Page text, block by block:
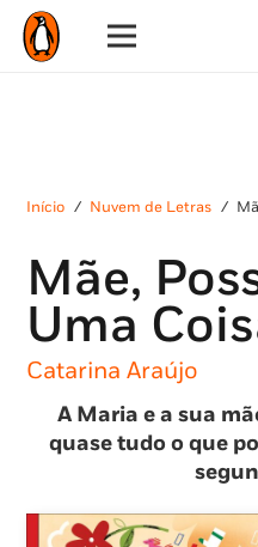
Início / Nuvem de Letras /
Mãe,
Uma
Catarina Araújo
A Maria e a sua
quase tudo o que